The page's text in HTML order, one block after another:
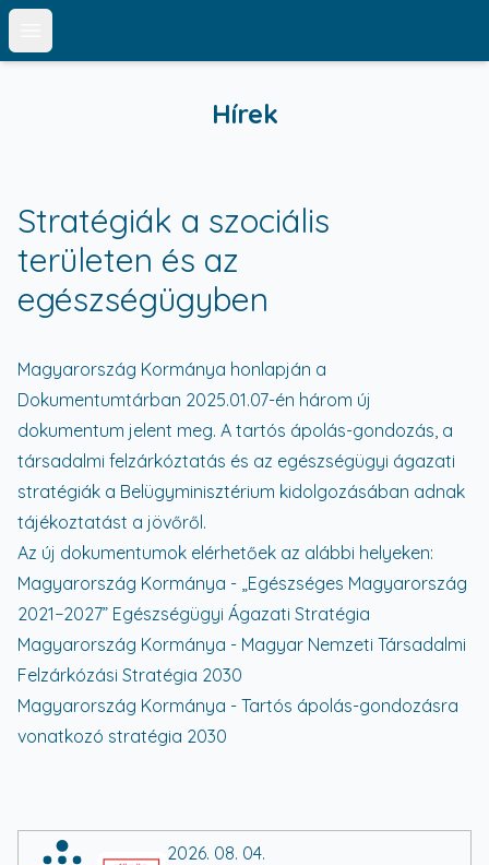
Open main menu
Hírek
2026. 08. 04.
Stratégiák a szociális
területen és az
egészségügyben
Magyarország Kormánya honlapján a
Dokumentumtárban 2025.01.07-én három új
dokumentum jelent meg. A tartós ápolás-gondozás, a
társadalmi felzárkóztatás és az egészségügyi ágazati
stratégiák a Belügyminisztérium kidolgozásában adnak
tájékoztatást a jövőről.
Az új dokumentumok elérhetőek az alábbi helyeken:
Magyarország Kormánya - „Egészséges Magyarország
2021−2027” Egészségügyi Ágazati Stratégia
Magyarország Kormánya - Magyar Nemzeti Társadalmi
Felzárkózási Stratégia 2030
Magyarország Kormánya - Tartós ápolás-gondozásra
vonatkozó stratégia 2030